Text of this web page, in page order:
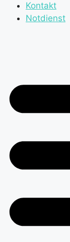
Kontakt
Notdienst